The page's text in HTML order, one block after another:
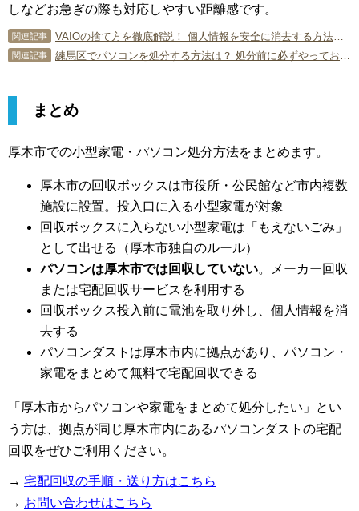
しなどお急ぎの際も対応しやすい距離感です。
関連記事 VAIOの捨て方を徹底解説！ 個人情報を安全に消去する方法や注意点も
関連記事 練馬区でパソコンを処分する方法は？ 処分前に必ずやっておきたいこと
まとめ
厚木市での小型家電・パソコン処分方法をまとめます。
厚木市の回収ボックスは市役所・公民館など市内複数
施設に設置。投入口に入る小型家電が対象
回収ボックスに入らない小型家電は「もえないごみ」
として出せる（厚木市独自のルール）
パソコンは厚木市では回収していない。メーカー回収
または宅配回収サービスを利用する
回収ボックス投入前に電池を取り外し、個人情報を消
去する
パソコンダストは厚木市内に拠点があり、パソコン・
家電をまとめて無料で宅配回収できる
「厚木市からパソコンや家電をまとめて処分したい」とい
う方は、拠点が同じ厚木市内にあるパソコンダストの宅配
回収をぜひご利用ください。
→ 宅配回収の手順・送り方はこちら
→ お問い合わせはこちら